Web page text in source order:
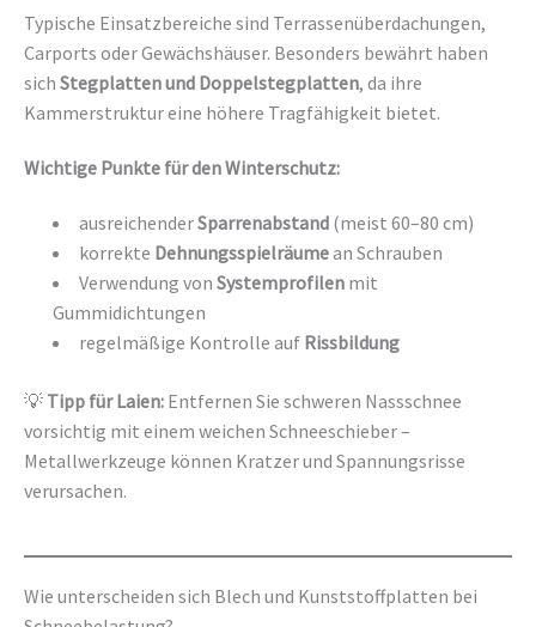
Typische Einsatzbereiche sind Terrassenüberdachungen,
Carports oder Gewächshäuser. Besonders bewährt haben
sich Stegplatten und Doppelstegplatten, da ihre
Kammerstruktur eine höhere Tragfähigkeit bietet.
Wichtige Punkte für den Winterschutz:
ausreichenderSparrenabstand (meist 60–80 cm)
korrekte Dehnungsspielräumean Schrauben
Verwendung von Systemprofilen mit
Gummidichtungen
regelmäßige Kontrolle auf Rissbildung
💡 Tipp für Laien: Entfernen Sie schweren Nassschnee
vorsichtig mit einem weichen Schneeschieber –
Metallwerkzeuge können Kratzer und Spannungsrisse
verursachen.
Wie unterscheiden sich Blech und Kunststoffplatten bei